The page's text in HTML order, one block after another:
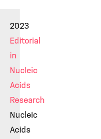
2023
Editorial
in
Nucleic
Acids
Research
Nucleic
Acids